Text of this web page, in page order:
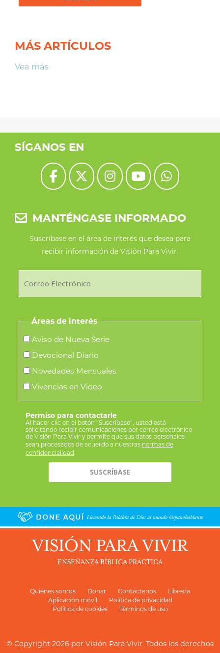
MÁS ARTÍCULOS
Vea más
SÍGANOS EN
MANTÉNGASE INFORMADO
Suscríbase en el área de interés que desea para
recibir información de Visión Para Vivir.
Áreas de interés
Aviso de Nueva Serie
Devocional Diario
Novedades Mensuales
Vivencias en Video
Permiso para contactarle
Al hacer clic en el botón “Suscríbase”, usted está
solicitando recibir comunicaciones por correo electrónico
de Visión Para Vivir y permite que sus datos personales
sean procesados de acuerdo a nuestras normas de
confidencialidad.
VISIÓN PARA VIVIR
ENSEÑANZA BÍBLICA PRÁCTICA
Quiénes somos Donar Contáctenos
Librería
Aplicación móvil
Política de privacidad
Política de cookies
Términos de uso
© Copyright 2026 por Visión Para Vivir. Todos los derechos